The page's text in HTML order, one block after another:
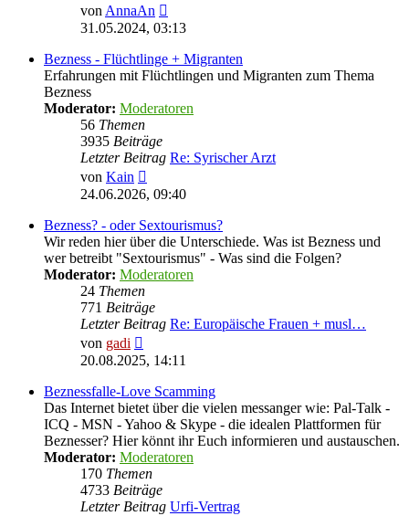
von AnnaAn
Beitrag
31.05.2024, 03:13
Bezness - Flüchtlinge + Migranten
Erfahrungen mit Flüchtlingen und Migranten zum Thema
Bezness
Moderator: Moderatoren
56 Themen
3935 Beiträge
Letzter Beitrag Re: Syrischer Arzt
von Kain
Beitrag
24.06.2026, 09:40
Bezness? - oder Sextourismus?
Wir reden hier über die Unterschiede. Was ist Bezness und
wer betreibt "Sextourismus" - Was sind die Folgen?
Moderator: Moderatoren
24 Themen
771 Beiträge
Letzter Beitrag Re: Europäische Frauen + musl…
von gadi
Beitrag
20.08.2025, 14:11
Beznessfalle-Love Scamming
Das Internet bietet über die vielen messanger wie: Pal-Talk -
ICQ - MSN - Yahoo & Skype - die idealen Plattformen für
Beznesser? Hier könnt ihr Euch informieren und austauschen.
Moderator: Moderatoren
170 Themen
4733 Beiträge
Letzter Beitrag Urfi-Vertrag